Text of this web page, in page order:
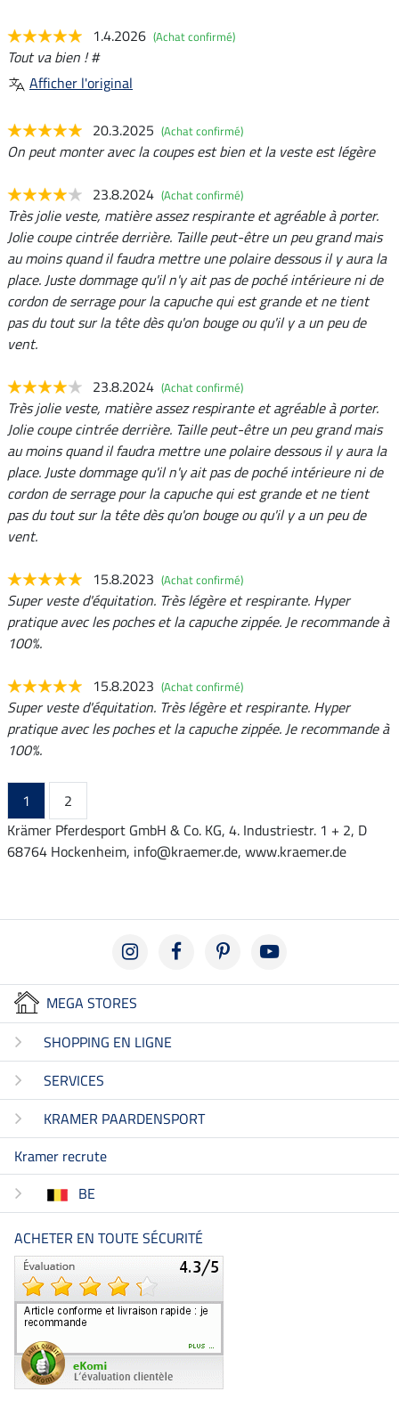
1.4.2026 (Achat confirmé)
Tout va bien ! #
Afficher l'original
20.3.2025 (Achat confirmé)
On peut monter avec la coupes est bien et la veste est légère
23.8.2024 (Achat confirmé)
Très jolie veste, matière assez respirante et agréable à porter.
Jolie coupe cintrée derrière. Taille peut-être un peu grand mais
au moins quand il faudra mettre une polaire dessous il y aura la
place. Juste dommage qu'il n'y ait pas de poché intérieure ni de
cordon de serrage pour la capuche qui est grande et ne tient
pas du tout sur la tête dès qu'on bouge ou qu'il y a un peu de
vent.
23.8.2024 (Achat confirmé)
Très jolie veste, matière assez respirante et agréable à porter.
Jolie coupe cintrée derrière. Taille peut-être un peu grand mais
au moins quand il faudra mettre une polaire dessous il y aura la
place. Juste dommage qu'il n'y ait pas de poché intérieure ni de
cordon de serrage pour la capuche qui est grande et ne tient
pas du tout sur la tête dès qu'on bouge ou qu'il y a un peu de
vent.
15.8.2023 (Achat confirmé)
Super veste d'équitation. Très légère et respirante. Hyper
pratique avec les poches et la capuche zippée. Je recommande à
100%.
15.8.2023 (Achat confirmé)
Super veste d'équitation. Très légère et respirante. Hyper
pratique avec les poches et la capuche zippée. Je recommande à
100%.
1
2
Krämer Pferdesport GmbH & Co. KG, 4. Industriestr. 1 + 2, D
68764 Hockenheim, info@kraemer.de, www.kraemer.de
MEGA STORES
SHOPPING EN LIGNE
SERVICES
KRAMER PAARDENSPORT
Kramer recrute
BE
ACHETER EN TOUTE SÉCURITÉ